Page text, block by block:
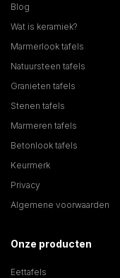
Blog
Wat is keramiek?
Marmerlook tafels
Natuursteen tafels
Granieten tafels
Stenen tafels
Marmeren tafels
Betonlook tafels
Keurmerk
Privacy
Algemene voorwaarden
Onze producten
Eettafels